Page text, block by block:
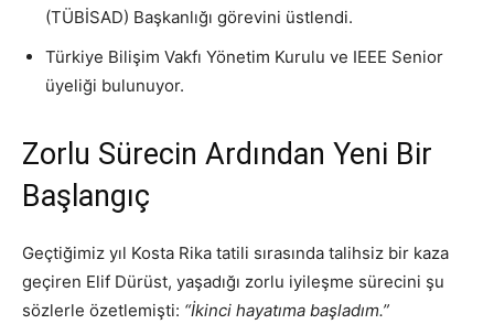
(TÜBİSAD) Başkanlığı görevini üstlendi.
Türkiye Bilişim Vakfı Yönetim Kurulu ve IEEE Senior
üyeliği bulunuyor.
Zorlu Sürecin Ardından Yeni Bir
Başlangıç
Geçtiğimiz yıl Kosta Rika tatili sırasında talihsiz bir kaza
geçiren Elif Dürüst, yaşadığı zorlu iyileşme sürecini şu
sözlerle özetlemişti: “İkinci hayatıma başladım.”